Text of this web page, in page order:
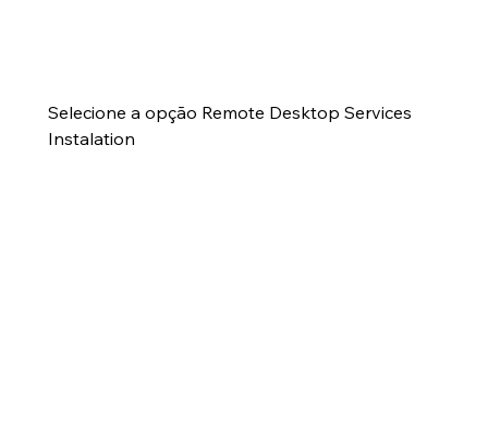
Selecione a opção Remote Desktop Services
Instalation